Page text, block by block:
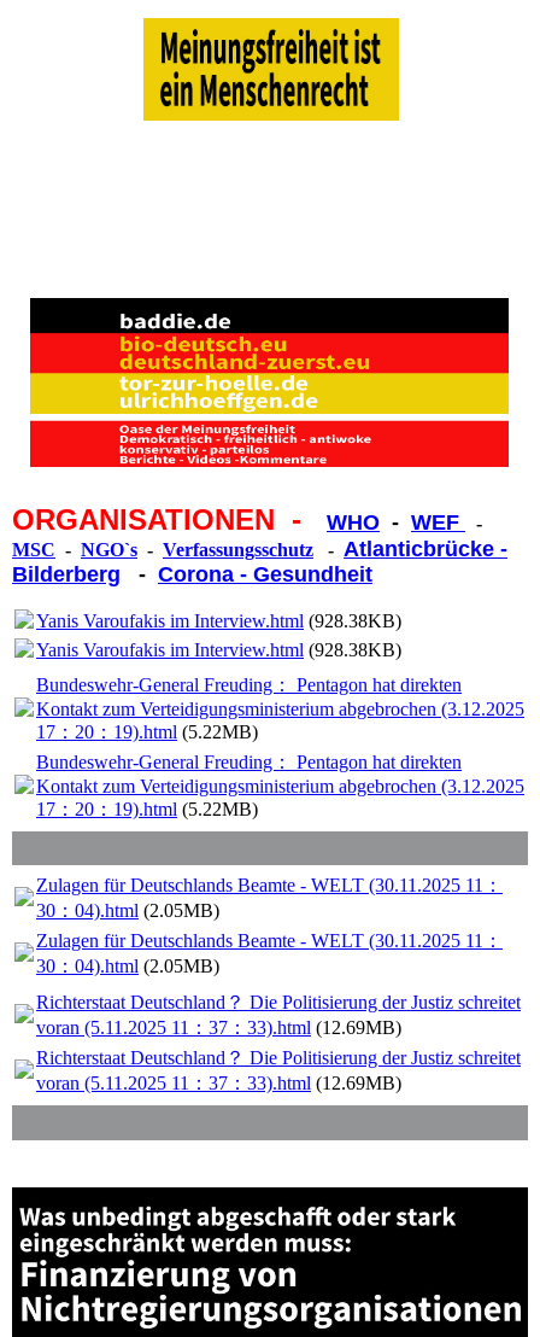
ORGANISATIONEN - WHO - WEF
-
MSC - NGO`s - Verfassungsschutz - Atlanticbrücke -
Bilderberg - Corona - Gesundheit
Yanis Varoufakis im Interview.html (928.38KB)
Yanis Varoufakis im Interview.html (928.38KB)
Bundeswehr-General Freuding： Pentagon hat direkten
Kontakt zum Verteidigungsministerium abgebrochen (3.12.2025
17：20：19).html (5.22MB)
Bundeswehr-General Freuding： Pentagon hat direkten
Kontakt zum Verteidigungsministerium abgebrochen (3.12.2025
17：20：19).html (5.22MB)
Zulagen für Deutschlands Beamte - WELT (30.11.2025 11：
30：04).html (2.05MB)
Zulagen für Deutschlands Beamte - WELT (30.11.2025 11：
30：04).html (2.05MB)
Richterstaat Deutschland？ Die Politisierung der Justiz schreitet
voran (5.11.2025 11：37：33).html (12.69MB)
Richterstaat Deutschland？ Die Politisierung der Justiz schreitet
voran (5.11.2025 11：37：33).html (12.69MB)